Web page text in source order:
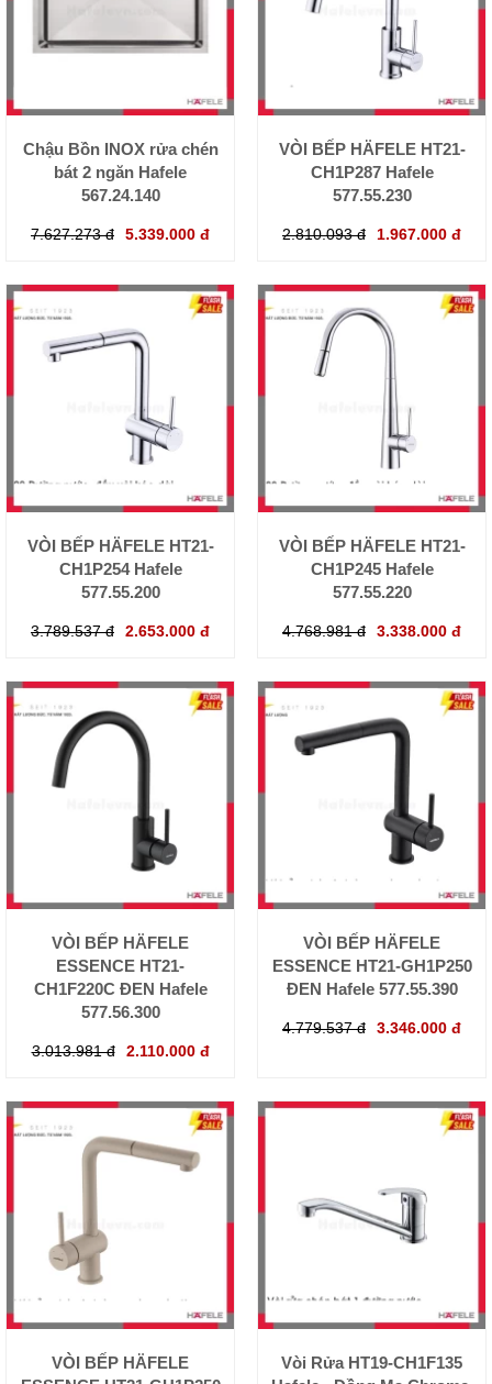
Chậu Bồn INOX rửa chén
bát 2 ngăn Hafele
567.24.140
7.627.273 đ 5.339.000 đ
VÒI BẾP HÄFELE HT21-
CH1P287 Hafele
577.55.230
2.810.093 đ 1.967.000 đ
VÒI BẾP HÄFELE HT21-
CH1P254 Hafele
577.55.200
3.789.537 đ 2.653.000 đ
VÒI BẾP HÄFELE HT21-
CH1P245 Hafele
577.55.220
4.768.981 đ 3.338.000 đ
VÒI BẾP HÄFELE
ESSENCE HT21-
CH1F220C ĐEN Hafele
577.56.300
3.013.981 đ 2.110.000 đ
VÒI BẾP HÄFELE
ESSENCE HT21-GH1P250
ĐEN Hafele 577.55.390
4.779.537 đ 3.346.000 đ
VÒI BẾP HÄFELE
Vòi Rửa HT19-CH1F135